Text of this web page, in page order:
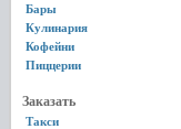
Бары
Кулинария
Кофейни
Пиццерии
Заказать
Такси